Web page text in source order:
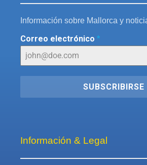
Información sobre Mallorca y
Correo electrónico *
SUBSCRIBIRSE
Información & Legal